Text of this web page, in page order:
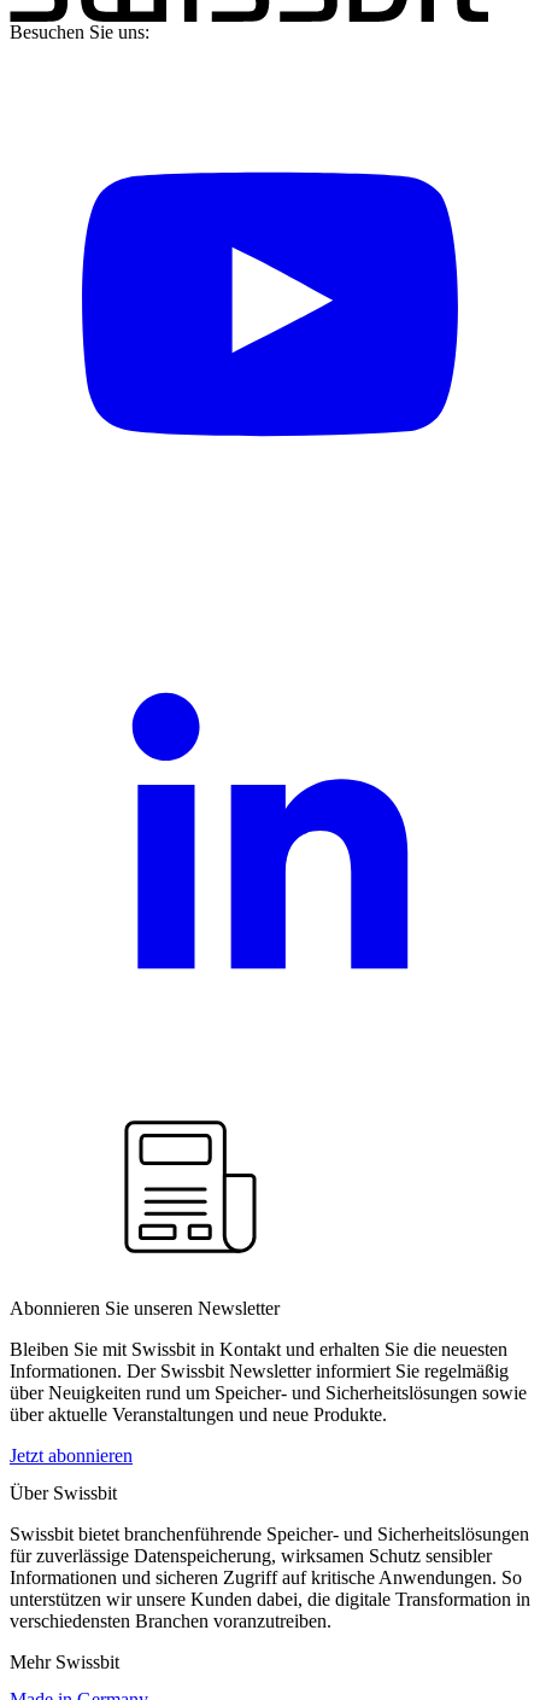
Besuchen Sie uns:
Abonnieren Sie unseren Newsletter
Bleiben Sie mit Swissbit in Kontakt und erhalten Sie die neuesten
Informationen. Der Swissbit Newsletter informiert Sie regelmäßig
über Neuigkeiten rund um Speicher- und Sicherheitslösungen sowie
über aktuelle Veranstaltungen und neue Produkte.
Jetzt abonnieren
Über Swissbit
Swissbit bietet branchenführende Speicher- und Sicherheitslösungen
für zuverlässige Datenspeicherung, wirksamen Schutz sensibler
Informationen und sicheren Zugriff auf kritische Anwendungen. So
unterstützen wir unsere Kunden dabei, die digitale Transformation in
verschiedensten Branchen voranzutreiben.
Mehr Swissbit